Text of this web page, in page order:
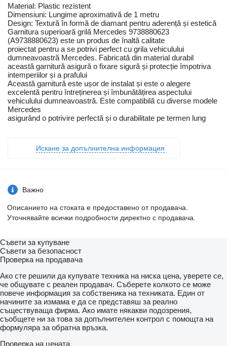
Material: Plastic rezistent
Dimensiuni: Lungime aproximativă de 1 metru
Design: Textură în formă de diamant pentru aderență și estetică
Garnitura superioară grilă Mercedes 9738880623
(A9738880623) este un produs de înaltă calitate
proiectat pentru a se potrivi perfect cu grila vehiculului
dumneavoastră Mercedes. Fabricată din material durabil
această garnitură asigură o fixare sigură și protecție împotriva
intemperiilor și a prafului
Această garnitură este ușor de instalat și este o alegere
excelentă pentru întreținerea și îmbunătățirea aspectului
vehiculului dumneavoastră. Este compatibilă cu diverse modele
Mercedes
asigurând o potrivire perfectă și o durabilitate pe termen lung
Искане за допълнителна информация
Важно
Описанието на стоката е предоставено от продавача.
Уточнявайте всички подробности директно с продавача.
Съвети за купуване
Съвети за безопасност
Проверка на продавача
Ако сте решили да купувате техника на ниска цена, уверете се,
че общувате с реален продавач. Съберете колкото се може
повече информация за собственика на техниката. Един от
начините за измама е да се представяш за реално
съществуваща фирма. Ако имате някакви подозрения,
съобщете ни за това за допълнителен контрол с помощта на
формуляра за обратна връзка.
Проверка на цената